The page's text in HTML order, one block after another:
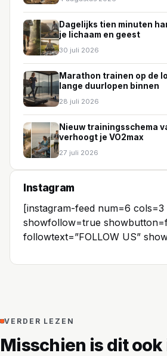
Dagelijks tien minuten
je lichaam en geest
30 juli 2026
Marathon trainen op de
lange duurlopen binnen
28 juli 2026
Nieuw trainingsschema
verhoogt je VO2max
27 juli 2026
Instagram
[instagram-feed num=6 cols=3
showfollow=true
followtext=”FOLLOW US”
VERDER LEZEN
Misschien is dit